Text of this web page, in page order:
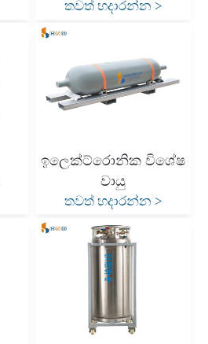
තවත් හදාරන්න >
ඉලෙක්ට්රොනික විශේෂ
වායු
තවත් හදාරන්න >